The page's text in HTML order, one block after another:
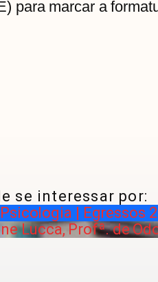
para marcar a
se interessar por:
| Egressos
Lucca, Profª. de